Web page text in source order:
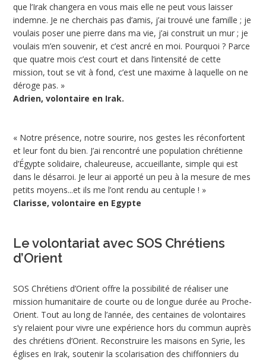
que l’Irak changera en vous mais elle ne peut vous laisser
indemne. Je ne cherchais pas d’amis, j’ai trouvé une famille ; je
voulais poser une pierre dans ma vie, j’ai construit un mur ; je
voulais m’en souvenir, et c’est ancré en moi. Pourquoi ? Parce
que quatre mois c’est court et dans l’intensité de cette
mission, tout se vit à fond, c’est une maxime à laquelle on ne
déroge pas. »
Adrien, volontaire en Irak.
« Notre présence, notre sourire, nos gestes les réconfortent
et leur font du bien. J’ai rencontré une population chrétienne
d’Égypte solidaire, chaleureuse, accueillante, simple qui est
dans le désarroi. Je leur ai apporté un peu à la mesure de mes
petits moyens...et ils me l’ont rendu au centuple ! »
Clarisse, volontaire en Egypte
Le volontariat avec SOS Chrétiens
d’Orient
SOS Chrétiens d’Orient offre la possibilité de réaliser une
mission humanitaire de courte ou de longue durée au Proche-
Orient. Tout au long de l’année, des centaines de volontaires
s’y relaient pour vivre une expérience hors du commun auprès
des chrétiens d’Orient. Reconstruire les maisons en Syrie, les
églises en Irak, soutenir la scolarisation des chiffonniers du